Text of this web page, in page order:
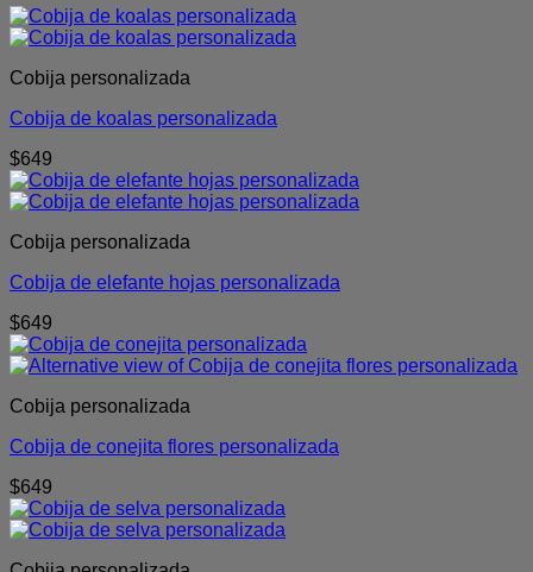
Cobija personalizada
Cobija de koalas personalizada
$649
Cobija personalizada
Cobija de elefante hojas personalizada
$649
Cobija personalizada
Cobija de conejita flores personalizada
$649